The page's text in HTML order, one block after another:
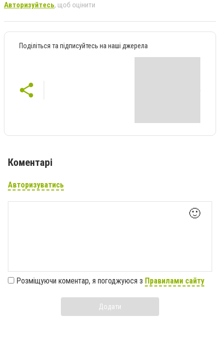
Авторизуйтесь, щоб оцінити
Поділіться та підписуйтесь на наші джерела
Коментарі
Авторизуватись
🙂
Розміщуючи коментар, я погоджуюся з Правилами сайту
Додати